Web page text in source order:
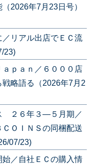
2026年7月23日号）
リアル出店でＥＣ流
23)
ｐａｎ／６０００店
略語る（2026年7月2
２６年３―５月期／
ＯＩＮＳの同梱配送
07/23)
／自社ＥＣの購入情